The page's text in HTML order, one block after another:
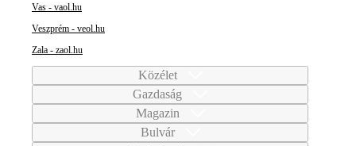
Vas - vaol.hu
Veszprém - veol.hu
Zala - zaol.hu
Közélet
Gazdaság
Magazin
Bulvár